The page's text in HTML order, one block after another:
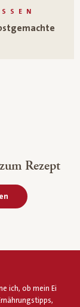
Rezept
ich, ob mein Ei